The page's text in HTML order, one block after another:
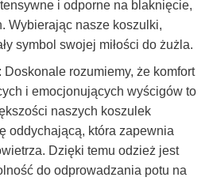
i odporne na blaknięcie,
Wybierając nasze koszulki,
symbol swojej miłości do żużla.
: Doskonale rozumiemy, że komfort
i emocjonujących wyścigów to
naszych koszulek
oddychającą, która zapewnia
Dzięki temu odzież jest
do odprowadzania potu na